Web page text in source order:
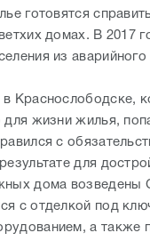
готовятся
домах. В 2017
из
Краснослободске,
для жизни жилья,
с
для
дома возведены
с отделкой под
а также